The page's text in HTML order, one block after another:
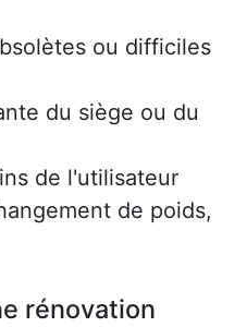
ou difficiles
du siège ou du
de l'utilisateur
de poids,
rénovation